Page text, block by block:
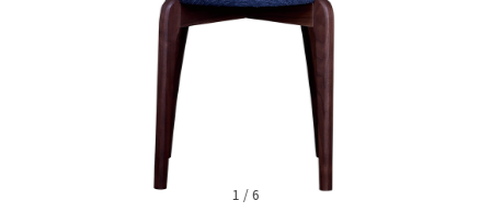
1 /6